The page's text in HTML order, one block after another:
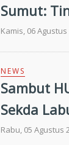
Sumut:
Jalan
Depan
Kamis, 06 Agustus
NEWS
Sambut
Sekda
Rabu, 05 Agustus